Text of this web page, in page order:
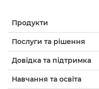
Продукти
Послуги та рішення
Довідка та підтримка
Навчання та освіта